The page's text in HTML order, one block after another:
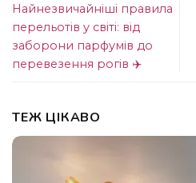
Найнезвичайніші правила
перельотів у світі: від
заборони парфумів до
перевезення рогів ✈️
ТЕЖ ЦІКАВО